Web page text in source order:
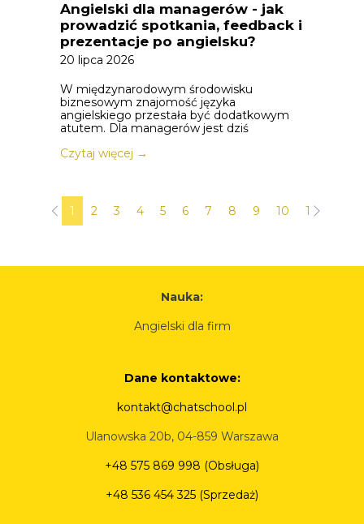
Angielski dla managerów - jak
prowadzić spotkania, feedback i
prezentacje po angielsku?
20 lipca 2026
W międzynarodowym środowisku
biznesowym znajomość języka
angielskiego przestała być dodatkowym
atutem. Dla managerów jest dziś
Czytaj więcej →
1 2 3 4 5 6 7 8 9 10 11
Dane kontaktowe:
kontakt@chatschool.pl
Ulanowska 20b, 04-859 Warszawa
+48 575 869 998 (Obsługa)
+48 536 454 325 (Sprzedaż)
Nauka:
Angielski dla firm